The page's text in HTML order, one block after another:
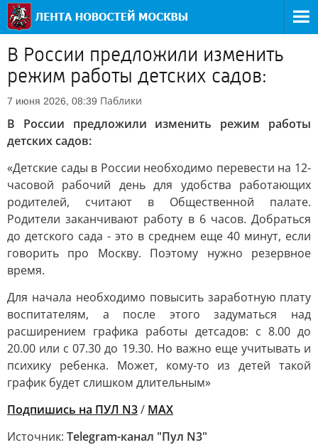
В России предложили изменить
режим работы детских садов:
7 июня 2026, 08:39 Паблики
В России предложили изменить режим работы
детских садов:
«Детские сады в России необходимо перевести на 12-
часовой рабочий день для удобства работающих
родителей, считают в Общественной палате.
Родители заканчивают работу в 6 часов. Добраться
до детского сада - это в среднем еще 40 минут, если
говорить про Москву. Поэтому нужно резервное
время.
Для начала необходимо повысить заработную плату
воспитателям, а после этого задуматься над
расширением графика работы детсадов: с 8.00 до
20.00 или с 07.30 до 19.30. Но важно еще учитывать и
психику ребенка. Может, кому-то из детей такой
график будет слишком длительным»
Подпишись на ПУЛ N3/ MAX
Источник: Telegram-канал "Пул N3"